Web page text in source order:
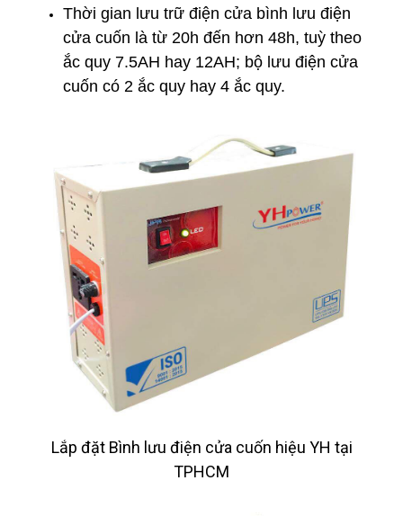
Thời gian lưu trữ điện cửa bình lưu điện
cửa cuốn là từ 20h đến hơn 48h, tuỳ theo
ắc quy 7.5AH hay 12AH; bộ lưu điện cửa
cuốn có 2 ắc quy hay 4 ắc quy.
Lắp đặt Bình lưu điện cửa cuốn hiệu YH tại
TPHCM